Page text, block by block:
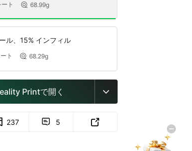
ト  68.99g
ル、15% インフィル
ト  68.29g
Printで開く 
237  5 